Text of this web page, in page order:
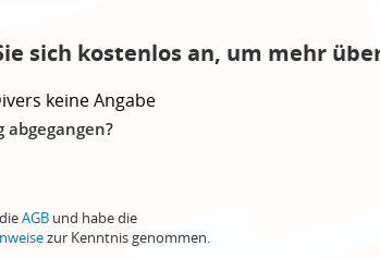
sich kostenlos an, um mehr
keine Angabe
abgegangen?
AGB und habe die
zur Kenntnis genommen.